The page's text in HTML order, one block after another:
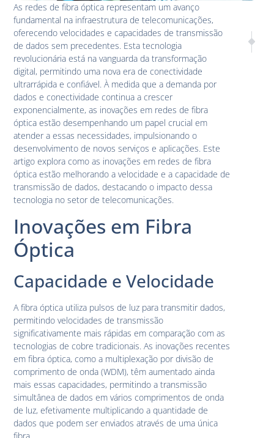
As redes de fibra óptica representam um avanço
fundamental na infraestrutura de telecomunicações,
oferecendo velocidades e capacidades de transmissão
de dados sem precedentes. Esta tecnologia
revolucionária está na vanguarda da transformação
digital, permitindo uma nova era de conectividade
ultrarrápida e confiável. À medida que a demanda por
dados e conectividade continua a crescer
exponencialmente, as inovações em redes de fibra
óptica estão desempenhando um papel crucial em
atender a essas necessidades, impulsionando o
desenvolvimento de novos serviços e aplicações. Este
artigo explora como as inovações em redes de fibra
óptica estão melhorando a velocidade e a capacidade de
transmissão de dados, destacando o impacto dessa
tecnologia no setor de telecomunicações.
Inovações em Fibra
Óptica
Capacidade e Velocidade
A fibra óptica utiliza pulsos de luz para transmitir dados,
permitindo velocidades de transmissão
significativamente mais rápidas em comparação com as
tecnologias de cobre tradicionais. As inovações recentes
em fibra óptica, como a multiplexação por divisão de
comprimento de onda (WDM), têm aumentado ainda
mais essas capacidades, permitindo a transmissão
simultânea de dados em vários comprimentos de onda
de luz, efetivamente multiplicando a quantidade de
dados que podem ser enviados através de uma única